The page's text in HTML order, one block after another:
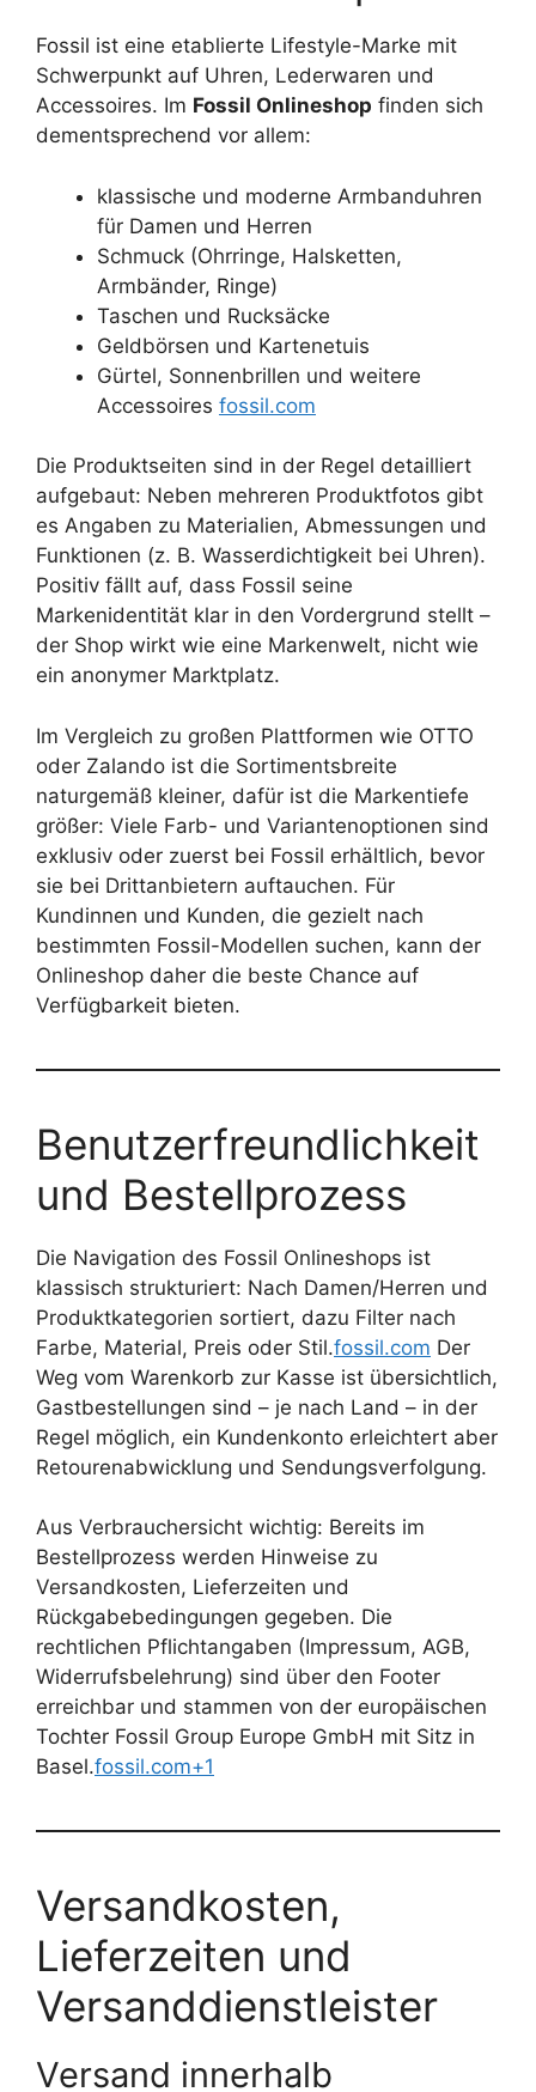
Fossil ist eine etablierte Lifestyle-Marke mit
Schwerpunkt auf Uhren, Lederwaren und
Accessoires. Im Fossil Onlineshop finden sich
dementsprechend vor allem:
klassische und moderne Armbanduhren
für Damen und Herren
Schmuck (Ohrringe, Halsketten,
Armbänder, Ringe)
Taschen und Rucksäcke
Geldbörsen und Kartenetuis
Gürtel, Sonnenbrillen und weitere
Accessoires fossil.com
Die Produktseiten sind in der Regel detailliert
aufgebaut: Neben mehreren Produktfotos gibt
es Angaben zu Materialien, Abmessungen und
Funktionen (z. B. Wasserdichtigkeit bei Uhren).
Positiv fällt auf, dass Fossil seine
Markenidentität klar in den Vordergrund stellt –
der Shop wirkt wie eine Markenwelt, nicht wie
ein anonymer Marktplatz.
Im Vergleich zu großen Plattformen wie OTTO
oder Zalando ist die Sortimentsbreite
naturgemäß kleiner, dafür ist die Markentiefe
größer: Viele Farb- und Variantenoptionen sind
exklusiv oder zuerst bei Fossil erhältlich, bevor
sie bei Drittanbietern auftauchen. Für
Kundinnen und Kunden, die gezielt nach
bestimmten Fossil-Modellen suchen, kann der
Onlineshop daher die beste Chance auf
Verfügbarkeit bieten.
Benutzerfreundlichkeit
und Bestellprozess
Die Navigation des Fossil Onlineshops ist
klassisch strukturiert: Nach Damen/Herren und
Produktkategorien sortiert, dazu Filter nach
Farbe, Material, Preis oder Stil.fossil.com Der
Weg vom Warenkorb zur Kasse ist übersichtlich,
Gastbestellungen sind – je nach Land – in der
Regel möglich, ein Kundenkonto erleichtert aber
Retourenabwicklung und Sendungsverfolgung.
Aus Verbrauchersicht wichtig: Bereits im
Bestellprozess werden Hinweise zu
Versandkosten, Lieferzeiten und
Rückgabebedingungen gegeben. Die
rechtlichen Pflichtangaben (Impressum, AGB,
Widerrufsbelehrung) sind über den Footer
erreichbar und stammen von der europäischen
Tochter Fossil Group Europe GmbH mit Sitz in
Basel.fossil.com+1
Versandkosten,
Lieferzeiten und
Versanddienstleister
Versand innerhalb